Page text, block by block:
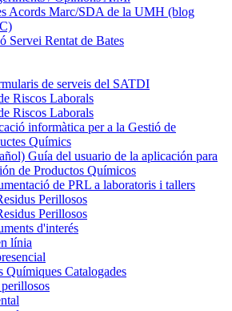
Acords Marc/SDA de la UMH (blog
Servei Rentat de Bates
de serveis del SATDI
Riscos Laborals
Riscos Laborals
informàtica per a la Gestió de
Químics
Guía del usuario de la aplicación para
de Productos Químicos
de PRL a laboratoris i tallers
Perillosos
Perillosos
d'interés
línia
Químiques Catalogades